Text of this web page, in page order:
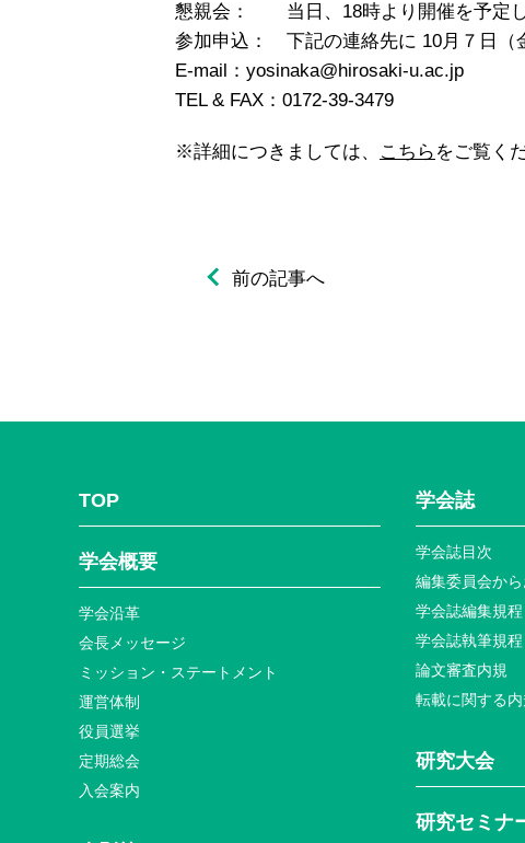
懇親会： 当日、18時より開催を予定し
参加申込： 下記の連絡先に 10月７日（
E-mail：yosinaka@hirosaki-u.ac.jp
TEL & FAX：0172-39-3479
※詳細につきましては、 こちら をご覧く
前の記事へ
TOP
学会概要
学会沿革
会長メッセージ
ミッション・ステートメント
運営体制
役員選挙
定期総会
入会案内
学会誌
学会誌目次
編集委員会か
学会誌編集規程
学会誌執筆規程
論文審査内規
転載に関する
研究大会
研究セミナ